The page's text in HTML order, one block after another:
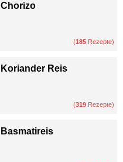
Chorizo
(185 Rezepte)
Koriander Reis
(319 Rezepte)
Basmatireis